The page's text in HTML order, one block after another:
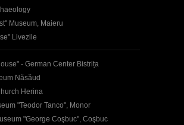
Museum, Maieru
Livezile
- German Center Bistrița
Năsăud
Herina
"Teodor Tanco", Monor
"George Coşbuc", Coşbuc